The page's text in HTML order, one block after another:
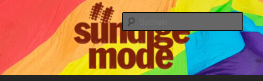
Sündige Mode Frankfurt
IHR Laden für Korsetts, Lifestyle-Mode, Club- und Dark-Wear seit 2004